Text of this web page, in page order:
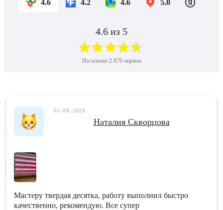
4.6 4.2 4.6 5.0
4.6 из 5
На основе 2 876оценок
01-08-2026
Наталия Скворцова
Мастеру твердая десятка, работу выполнил быстро
качественно, рекомендую. Все супер